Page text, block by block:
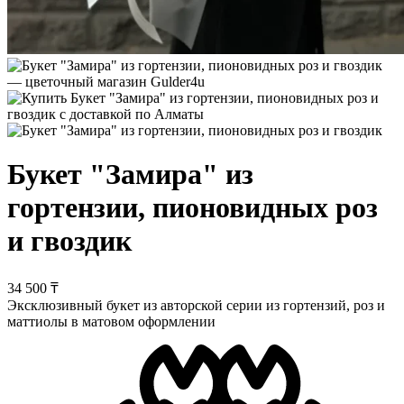
Букет "Замира" из
гортензии, пионовидных роз
и гвоздик
34 500 ₸
Эксклюзивный букет из авторской серии из гортензий, роз и
маттиолы в матовом оформлении